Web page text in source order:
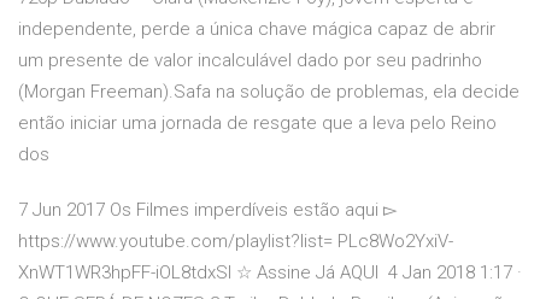
independente, perde a única chave mágica capaz de abrir
um presente de valor incalculável dado por seu padrinho
(Morgan Freeman).Safa na solução de problemas, ela decide
então iniciar uma jornada de resgate que a leva pelo Reino
dos
7 Jun 2017 Os Filmes imperdíveis estão aqui ▻
https://www.youtube.com/playlist?list= PLc8Wo2YxiV-
XnWT1WR3hpFF-iOL8tdxSI ☆ Assine Já AQUI 4 Jan 2018 1:17 ·